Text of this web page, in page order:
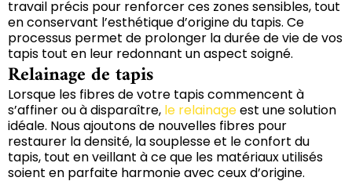
travail précis pour renforcer ces zones sensibles, tout
en conservant l’esthétique d’origine du tapis. Ce
processus permet de prolonger la durée de vie de vos
tapis tout en leur redonnant un aspect soigné.
Relainage de tapis
Lorsque les fibres de votre tapis commencent à
s’affiner ou à disparaître, le relainageest une solution
idéale. Nous ajoutons de nouvelles fibres pour
restaurer la densité, la souplesse et le confort du
tapis, tout en veillant à ce que les matériaux utilisés
soient en parfaite harmonie avec ceux d’origine.